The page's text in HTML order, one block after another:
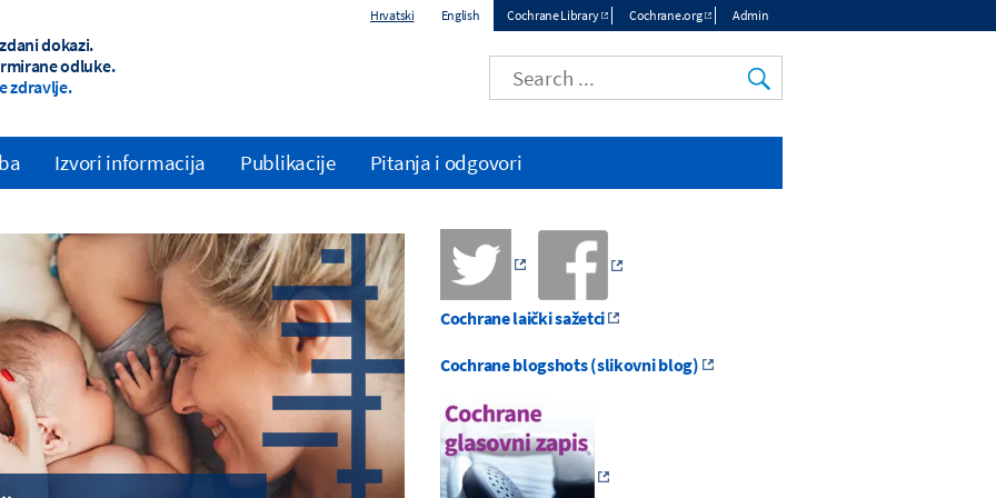
Hrvatski English
Top
menu
Cochrane Library Cochrane.org Admin
dokazi.
odluke.
zdravlje.
Cochrane laički sažetci
Cochrane blogshots (slikovni blog)
Izvori informacija Publikacije Pitanja i odgovori